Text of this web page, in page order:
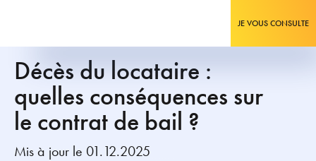
JE VOUS CONSULTE
Décès du locataire :
quelles conséquences sur
le contrat de bail ?
Mis à jour le 01.12.2025